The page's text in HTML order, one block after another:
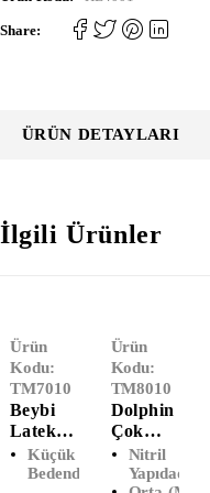
Share:
ÜRÜN DETAYLARI
İlgili Ürünler
Ürün
Kodu:
TM7010
Beybi
Lateks
Pudralı
Muayen
Küçük (S)
Bedendir
Ürün
Kodu:
TM8010
Dolphin
Çok
Amaçlı
Siyah
Nitril
Yapıdadır.